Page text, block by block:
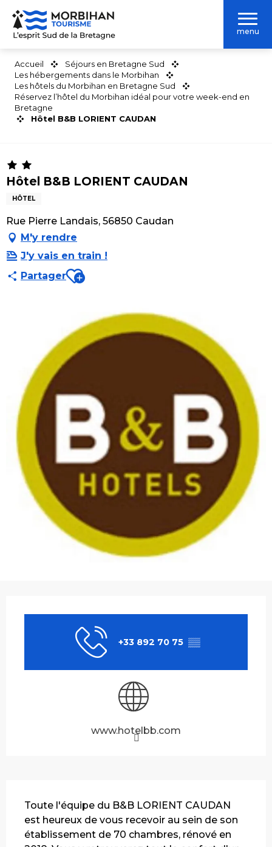
Aller
contenu
menu
Accueil
Séjours en Bretagne Sud
Les hébergements dans le Morbihan
Les hôtels du Morbihan en Bretagne Sud
Réservez l’hôtel du Morbihan idéal pour votre week-end en
Bretagne
Hôtel B&B LORIENT CAUDAN
Hôtel B&B LORIENT CAUDAN
HÔTEL
Rue Pierre Landais, 56850 Caudan
M'y rendre
J'y vais en train !
PartagerAjouter aux favoris
+33 892 70 75 ▒▒
www.hotelbb.com
Toute l'équipe du B&B LORIENT CAUDAN
est heureux de vous recevoir au sein de son
établissement de 70 chambres, rénové en